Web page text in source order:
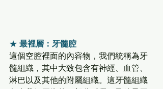
★ 最裡層：牙髓腔
這個空腔裡面的內容物，我們統稱為牙
髓組織，其中大致包含有神經、血管、
淋巴以及其他的附屬組織。這牙髓組織